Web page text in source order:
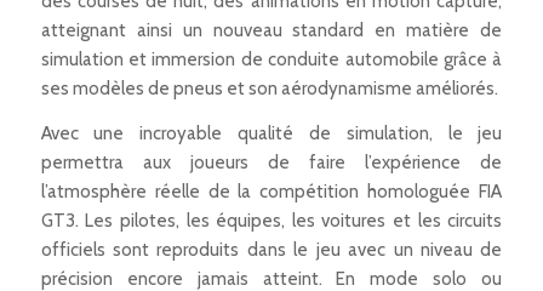
atteignant ainsi un nouveau standard en matière de
simulation et immersion de conduite automobile grâce à
ses modèles de pneus et son aérodynamisme améliorés.
Avec une incroyable qualité de simulation, le jeu
permettra aux joueurs de faire l’expérience de
l’atmosphère réelle de la compétition homologuée FIA
GT3. Les pilotes, les équipes, les voitures et les circuits
officiels sont reproduits dans le jeu avec un niveau de
précision encore jamais atteint. En mode solo ou